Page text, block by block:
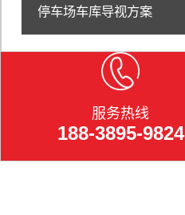
停车场车库导视方案
服务热线
188-3895-9824